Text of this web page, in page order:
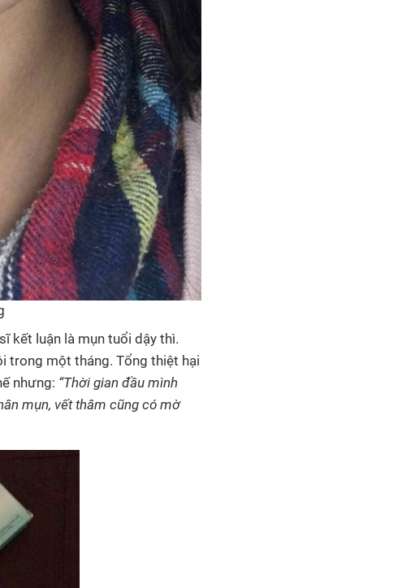
kết luận là mụn tuổi dậy thì.
trong một tháng. Tổng thiệt hại
nhưng: “Thời gian đầu mình
mụn, vết thâm cũng có mờ